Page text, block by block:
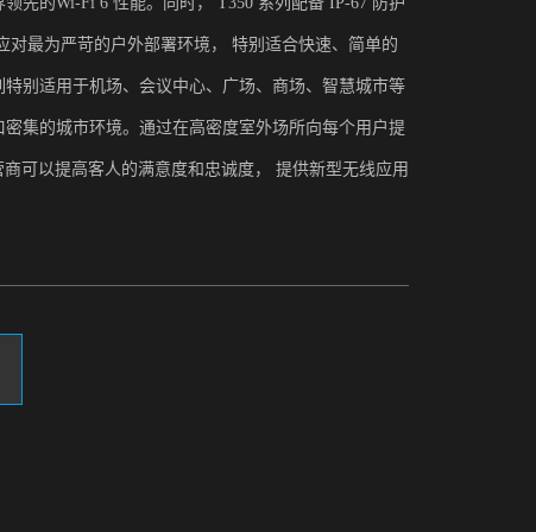
对最为严苛的户外部署环境， 特别适合快速、简单的
特别适用于机场、会议中心、广场、商场、智慧城市等
集的城市环境。通过在高密度室外场所向每个用户提
可以提高客人的满意度和忠诚度， 提供新型无线应用